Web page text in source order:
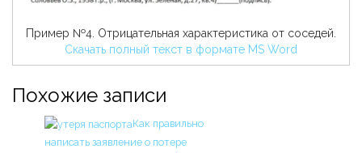
Пример №4. Отрицательная характеристика от соседей.
Скачать полный текст в формате MS Word
Похожие записи
Как правильно
написать заявление о потере